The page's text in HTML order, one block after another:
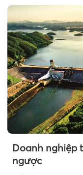
Doanh nghiệp
ngược